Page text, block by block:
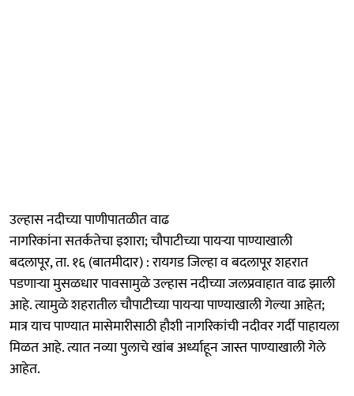
उल्हास नदीच्या पाणीपातळीत वाढ
नागरिकांना सतर्कतेचा इशारा; चौपाटीच्या पायऱ्या पाण्याखाली
बदलापूर, ता. १६ (बातमीदार) : रायगड जिल्हा व बदलापूर शहरात
पडणाऱ्या मुसळधार पावसामुळे उल्हास नदीच्या जलप्रवाहात वाढ झाली
आहे. त्यामुळे शहरातील चौपाटीच्या पायऱ्या पाण्याखाली गेल्या आहेत;
मात्र याच पाण्यात मासेमारीसाठी हौशी नागरिकांची नदीवर गर्दी पाहायला
मिळत आहे. त्यात नव्या पुलाचे खांब अर्ध्याहून जास्त पाण्याखाली गेले
आहेत.